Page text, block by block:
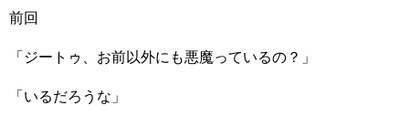
前回
「ジートゥ、お前以外にも悪魔っているの？」
「いるだろうな」